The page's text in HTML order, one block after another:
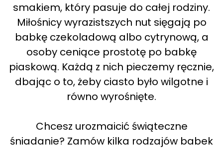
smakiem, który pasuje do całej rodziny.
Miłośnicy wyrazistszych nut sięgają po
babkę czekoladową albo cytrynową, a
osoby ceniące prostotę po babkę
piaskową. Każdą z nich pieczemy ręcznie,
dbając o to, żeby ciasto było wilgotne i
równo wyrośnięte.
Chcesz urozmaicić świąteczne
śniadanie? Zamów kilka rodzajów babek